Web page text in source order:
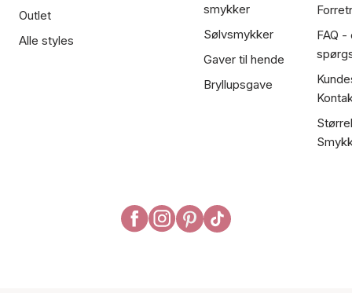
Outlet
Alle styles
smykker
Sølvsmykker
Gaver til hende
Bryllupsgave
FAQ